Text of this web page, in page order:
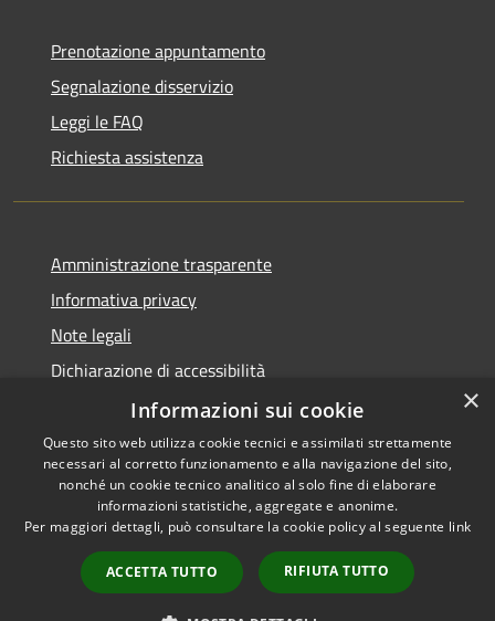
Prenotazione appuntamento
Segnalazione disservizio
Leggi le FAQ
Richiesta assistenza
Amministrazione trasparente
Informativa privacy
Note legali
Dichiarazione di accessibilità
Piano di miglioramento dei servizi
RSS
Accessibilità
Copyright © 2026 • Comune di
Municipium•
Accesso
redazione
×
Informazioni sui cookie
Questo sito web utilizza cookie tecnici e assimilati strettamente
necessari al corretto funzionamento e alla navigazione del sito,
nonché un cookie tecnico analitico al solo fine di elaborare
informazioni statistiche, aggregate e anonime.
Per maggiori dettagli, può consultare la cookie policy al seguente link
ACCETTA TUTTO RIFIUTA TUTTO